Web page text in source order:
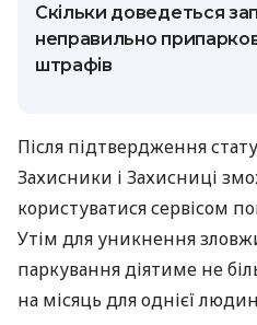
Скільки доведеться
неправильно
штрафів
Після підтвердження
Захисники і Захисниці
користуватися сервісом
Утім для уникнення
паркування діятиме не
на місяць для однієї